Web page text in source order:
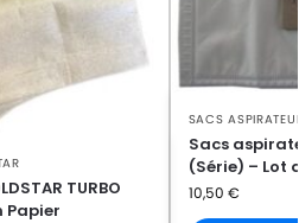
PASSION 3800
PASSION 4000
PASSION 4200
TURBO
Papier
SACS
Sacs
(Série) – Lot
10,50 €